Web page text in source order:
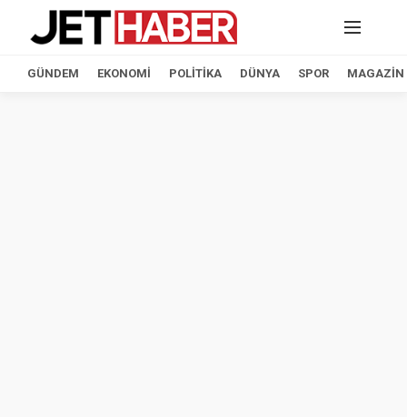
GÜNDEM EKONOMI POLITIKA DÜNYA SPOR MAGAZIN